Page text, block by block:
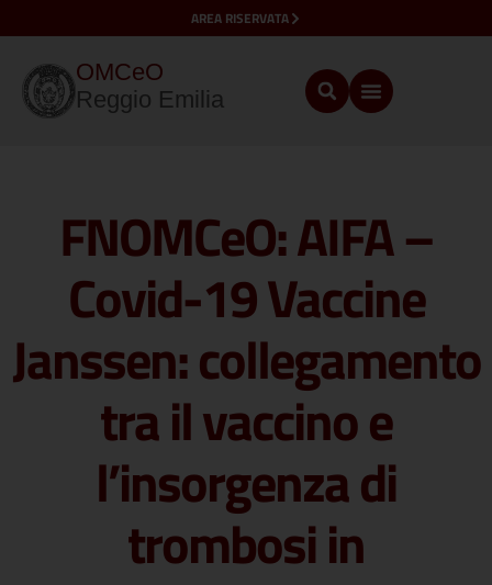
AREA RISERVATA
OMCeO
Reggio Emilia
FNOMCeO: AIFA –
Covid-19 Vaccine
Janssen: collegamento
tra il vaccino e
l’insorgenza di
trombosi in